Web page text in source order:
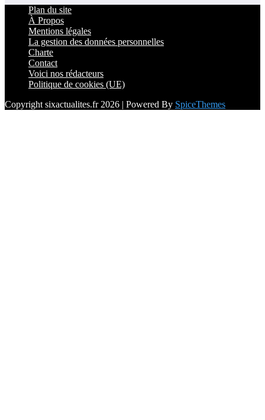
Plan du site
À Propos
Mentions légales
La gestion des données personnelles
Charte
Contact
Voici nos rédacteurs
Politique de cookies (UE)
Copyright sixactualites.fr 2026 | Powered By SpiceThemes